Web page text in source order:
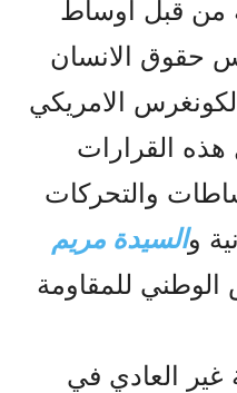
من قبل أوساط
حقوق الانسان
الامريکي
القرارات
والتحرکات
والسيدة مريم
للمقاومة
غير العادي في